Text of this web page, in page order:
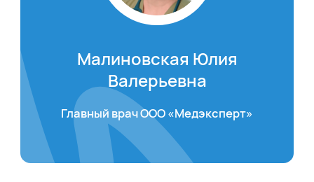
Малиновская Юлия
Валерьевна
Главный врач ООО «Медэксперт»